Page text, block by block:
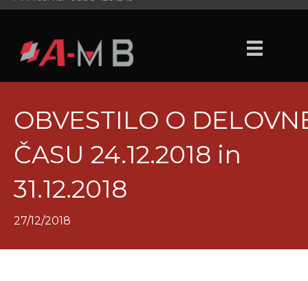
OBVESTILO O
ČASU 24.12.2018 in
31.12.2018
27/12/2018